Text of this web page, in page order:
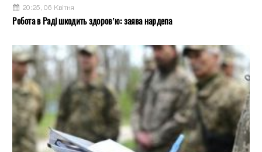
20:25, 06 Квітня
Робота в Раді шкодить здоров’ю: заява нардепа